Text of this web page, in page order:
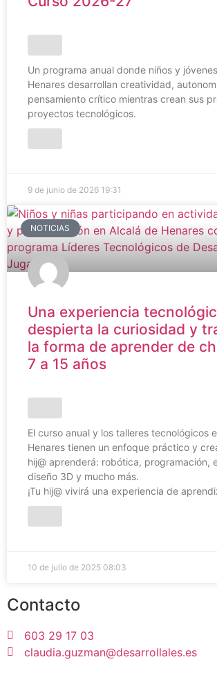
Un programa anual donde niños y
Henares desarrollan creatividad,
pensamiento crítico mientras crean sus
proyectos tecnológicos.
9 de junio de 2026 19:31
NOTICIAS
Una experiencia
despierta la curiosidad y
la forma de aprender de
7 a 15 años
El curso anual y los talleres tecnológicos
Henares tienen un enfoque práctico y
hij@ aprenderá: robótica, programación,
diseño 3D y mucho más.
¡Tu hij@ vivirá una experiencia de
10 de julio de 2025 08:03
Contacto
603 29 17 03
claudia.guzman@desarrollales.es